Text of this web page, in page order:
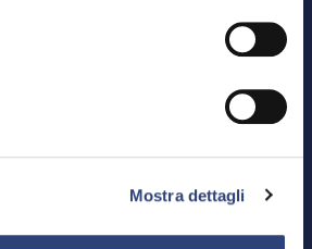
Mostra dettagli
Credits